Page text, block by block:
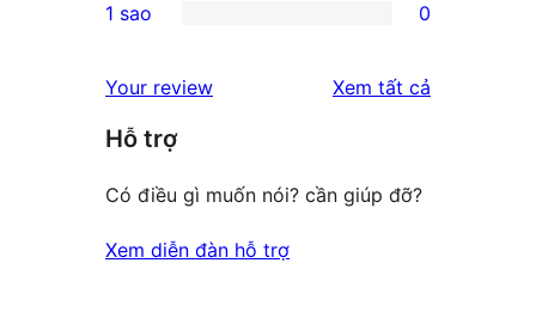
review
star
2-
reviews
star
reviews
1 sao 0
Your review Xem tất cả
Hỗ trợ
Có điều gì muốn nói? cần giúp đỡ?
Xem diễn đàn hỗ trợ